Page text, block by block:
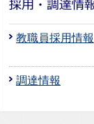
教職員採用情報
調達情報